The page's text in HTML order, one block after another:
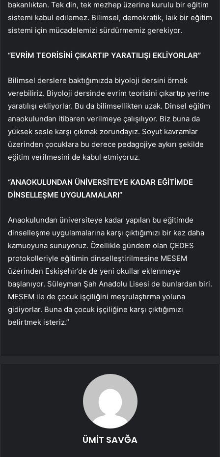
bakanlıktan. Tek din, tek mezhep üzerine kurulu bir eğitim
sistemi kabul edilemez. Bilimsel, demokratik, laik bir eğitim
sistemi için mücadelemizi sürdürmemiz gerekiyor.
“EVRİM TEORİSİNİ ÇIKARTIP YARATILIŞI EKLİYORLAR”
Bilimsel derslere baktığımızda biyoloji dersini örnek
verebiliriz. Biyoloji dersinde evrim teorisini çıkartıp yerine
yaratılışı ekliyorlar. Bu da bilimsellikten uzak. Dinsel eğitim
anaokulundan itibaren verilmeye çalışılıyor. Biz buna da
yüksek sesle karşı çıkmak zorundayız. Soyut kavramlar
üzerinden çocuklara bu derece pedagojiye aykırı şekilde
eğitim verilmesini de kabul etmiyoruz.
“ANAOKULUNDAN ÜNİVERSİTEYE KADAR EĞİTİMDE
DİNSELLEŞME UYGULAMALARI”
Anaokulundan üniversiteye kadar yapılan bu eğitimde
dinselleşme uygulamalarına karşı çıktığımızı bir kez daha
kamuoyuna sunuyoruz. Özellikle gündem olan ÇEDES
protokolleriyle eğitimin dinselleştirilmesine MESEM
üzerinden Eskişehir’de de yeni okullar eklenmeye
başlanıyor. Süleyman Şah Anadolu Lisesi de bunlardan biri.
MESEM ile de çocuk işçiliğini meşrulaştırma yoluna
gidiyorlar. Buna da çocuk işçiliğine karşı çıktığımızı
belirtmek isteriz.”
ÜMİT SAVĞA